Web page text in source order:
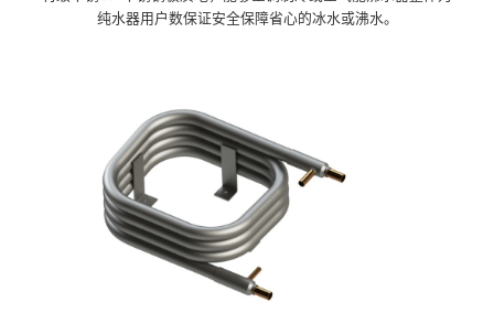
纯水器用户数保证安全保障省心的冰水或沸水。